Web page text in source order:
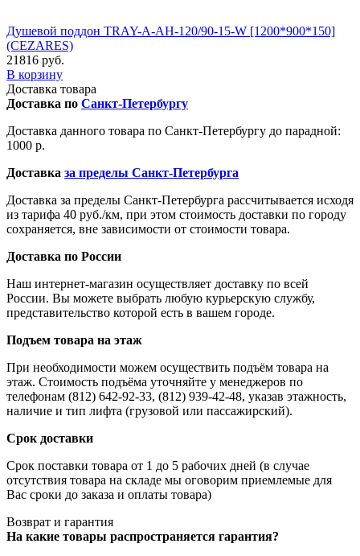
Душевой поддон TRAY-A-AH-120/90-15-W [1200*900*150]
(CEZARES)
21816 руб.
В корзину
Доставка товара
Доставка по Санкт-Петербургу
Доставка данного товара по Санкт-Петербургу до парадной:
1000 р.
Доставка за пределы Санкт-Петербурга
Доставка за пределы Санкт-Петербурга рассчитывается исходя
из тарифа 40 руб./км, при этом стоимость доставки по городу
сохраняется, вне зависимости от стоимости товара.
Доставка по России
Наш интернет-магазин осуществляет доставку по всей
России. Вы можете выбрать любую курьерскую службу,
представительство которой есть в вашем городе.
Подъем товара на этаж
При необходимости можем осуществить подъём товара на
этаж. Стоимость подъёма уточняйте у менеджеров по
телефонам (812) 642-92-33, (812) 939-42-48, указав этажность,
наличие и тип лифта (грузовой или пассажирский).
Срок доставки
Срок поставки товара от 1 до 5 рабочих дней (в случае
отсутствия товара на складе мы оговорим приемлемые для
Вас сроки до заказа и оплаты товара)
Возврат и гарантия
На какие товары распространяется гарантия?